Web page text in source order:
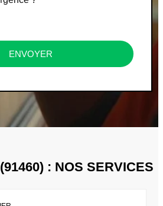
ENVOYER
: NOS SERVICES